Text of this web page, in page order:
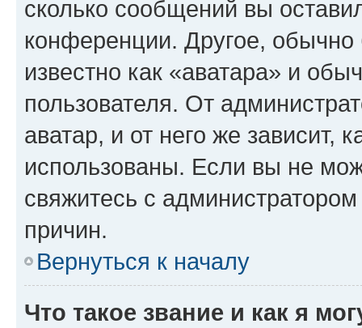
сколько сообщений вы
конференции. Другое,
известно как «аватара» и
пользователя. От
аватар, и от него же зависит,
использованы. Если вы не
свяжитесь с
причин.
Вернуться к началу
Что такое звание и как я